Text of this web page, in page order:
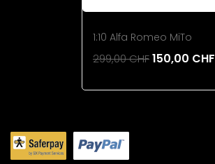
1:10 Alfa Romeo MiTo
299,00 CHF150,00 CHF